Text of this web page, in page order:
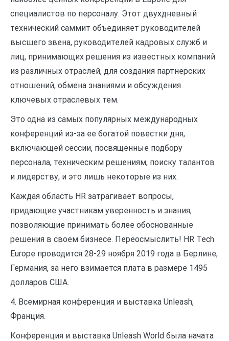
специалистов по персоналу. Этот двухдневный
технический саммит объединяет руководителей
высшего звена, руководителей кадровых служб и
лиц, принимающих решения из известных компаний
из различных отраслей, для создания партнерских
отношений, обмена знаниями и обсуждения
ключевых отраслевых тем.
Это одна из самых популярных международных
конференций из-за ее богатой повестки дня,
включающей сессии, посвященные подбору
персонала, техническим решениям, поиску талантов
и лидерству, и это лишь некоторые из них.
Каждая область HR затрагивает вопросы,
придающие участникам уверенность и знания,
позволяющие принимать более обоснованные
решения в своем бизнесе. Переосмыслить! HR Tech
Europe проводится 28-29 ноября 2019 года в Берлине,
Германия, за него взимается плата в размере 1495
долларов США.
4. Всемирная конференция и выставка Unleash,
Франция.
Конференция и выставка Unleash World была начата